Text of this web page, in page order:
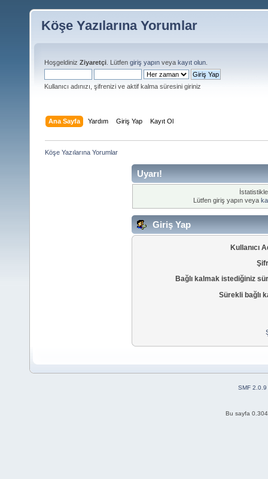
Köşe Yazılarına Yorumlar
Hoşgeldiniz Ziyaretçi . Lütfen giriş yapın veya kayıt olun
Kullanıcı adınızı, şifrenizi ve aktif kalma süresini giriniz
Ana Sayfa Yardım Giriş Yap Kayıt Ol
Köşe Yazılarına Yorumlar
Uyarı!
Lütfen giriş yapın veya
Giriş Yap
Kullanıcı
Bağlı kalmak istediğiniz
Sürekli bağlı
SMF 2.0.9
Bu sayfa